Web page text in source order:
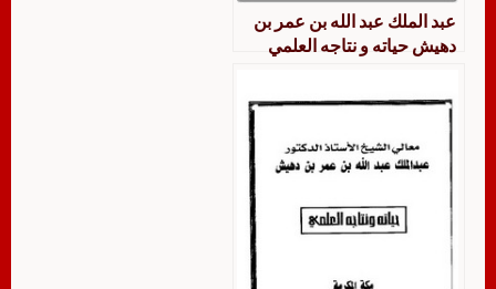
عبد الملك عبد الله بن عمر بن
دهيش حياته و نتاجه العلمي